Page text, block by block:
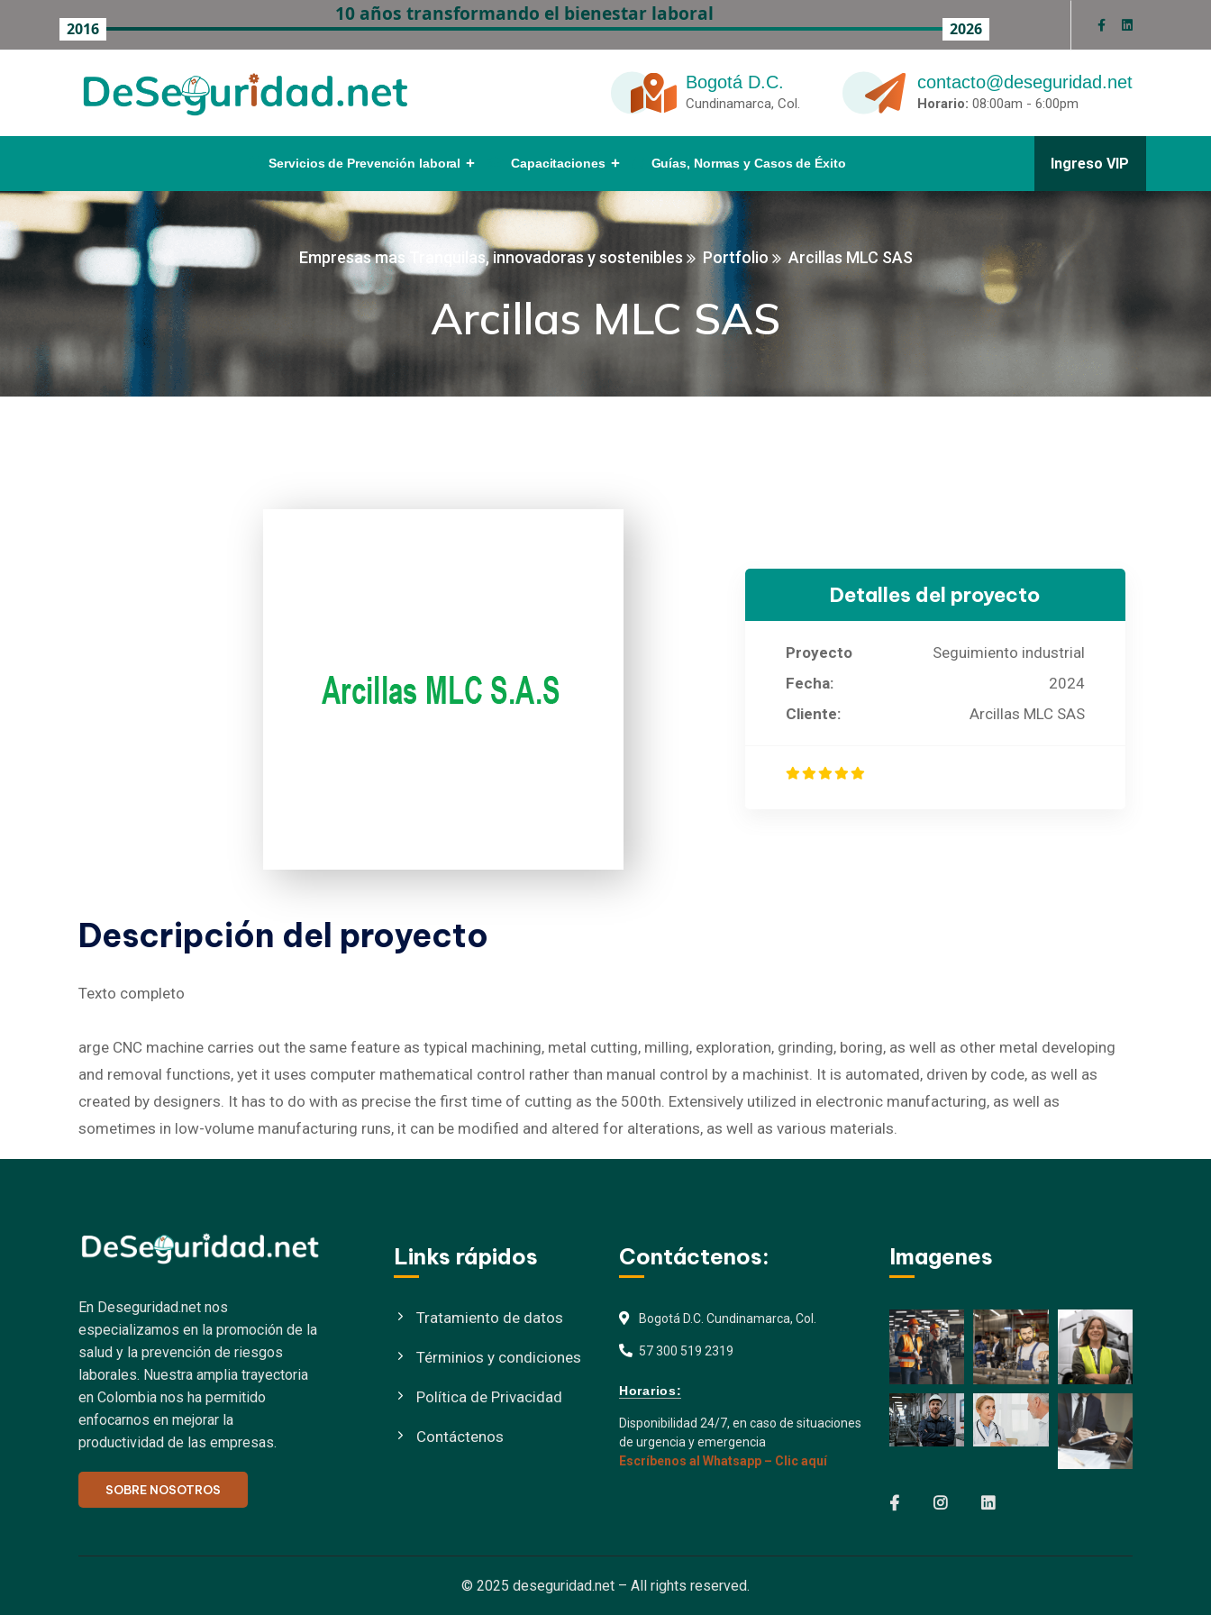
10 años transformando el bienestar laboral
2016 2026
Bogotá D.C.
Cundinamarca, Col.
contacto@deseguridad.net
Horario: 08:00am - 6:00pm
Servicios de Prevención laboral Capacitaciones Guías, Normas y Casos de Éxito Ingreso VIP
Empresas mas Tranquilas, innovadoras y sostenibles Portfolio Arcillas MLC SAS
Arcillas MLC SAS
Detalles del proyecto
Proyecto
Seguimiento industrial
Fecha:
2024
Cliente:
Arcillas MLC SAS
Descripción del proyecto
Texto completo
arge CNC machine carries out the same feature as typical machining, metal cutting, milling, exploration, grinding, boring, as well as other metal developing
and removal functions, yet it uses computer mathematical control rather than manual control by a machinist. It is automated, driven by code, as well as
created by designers. It has to do with as precise the first time of cutting as the 500th. Extensively utilized in electronic manufacturing, as well as
sometimes in low-volume manufacturing runs, it can be modified and altered for alterations, as well as various materials.
En Deseguridad.net nos
especializamos en la promoción de la
salud y la prevención de riesgos
laborales. Nuestra amplia trayectoria
en Colombia nos ha permitido
enfocarnos en mejorar la
productividad de las empresas.
SOBRE NOSOTROS
Links rápidos
Tratamiento de datos
Términios y condiciones
Política de Privacidad
Contáctenos
Contáctenos:
Bogotá D.C. Cundinamarca, Col.
57 300 519 2319
Horarios:
Disponibilidad 24/7, en caso de situaciones
de urgencia y emergencia
Escríbenos al Whatsapp – Clic aquí
Imagenes
© 2025 deseguridad.net – All rights reserved.